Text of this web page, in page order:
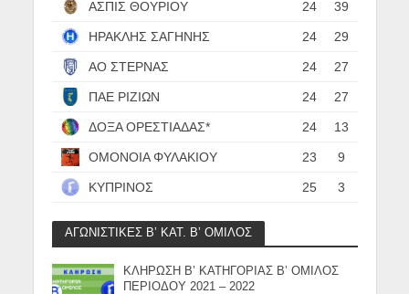
ΑΣΠΙΣ ΘΟΥΡΙΟΥ 24 39
ΗΡΑΚΛΗΣ ΣΑΓΗΝΗΣ 24 29
ΑΟ ΣΤΕΡΝΑΣ 24 27
ΠΑΕ ΡΙΖΙΩΝ 24 27
ΔΟΞΑ ΟΡΕΣΤΙΑΔΑΣ* 24 13
ΟΜΟΝΟΙΑ ΦΥΛΑΚΙΟΥ 23 9
ΚΥΠΡΙΝΟΣ 25 3
ΑΓΩΝΙΣΤΙΚΕΣ Β’ ΚΑΤ. Β’ ΟΜΙΛΟΣ
ΚΛΗΡΩΣΗ Β’ ΚΑΤΗΓΟΡΙΑΣ Β’ ΟΜΙΛΟΣ
ΠΕΡΙΟΔΟΥ 2021 – 2022